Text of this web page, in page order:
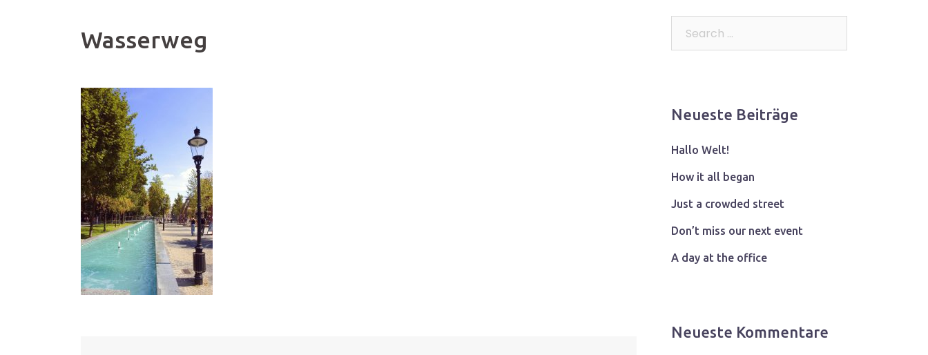
Wasserweg
Neueste Beiträge
Hallo Welt!
How it all began
Just a crowded street
Don’t miss our next event
A day at the office
Neueste Kommentare